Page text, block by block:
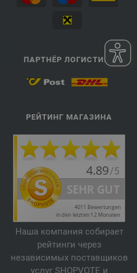
ПАРТНЁР ЛОГИСТИКИ
РЕЙТИНГ МАГАЗИНА
Наша компания собирает
рейтинги через
независимых поставщиков
услуг SHOPVOTE и